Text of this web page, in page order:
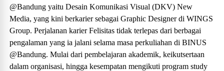
@Bandung yaitu Desain Komunikasi Visual (DKV) New
Media, yang kini berkarier sebagai Graphic Designer di WINGS
Group. Perjalanan karier Felisitas tidak terlepas dari berbagai
pengalaman yang ia jalani selama masa perkuliahan di BINUS
@Bandung. Mulai dari pembelajaran akademik, keikutsertaan
dalam organisasi, hingga kesempatan mengikuti program study